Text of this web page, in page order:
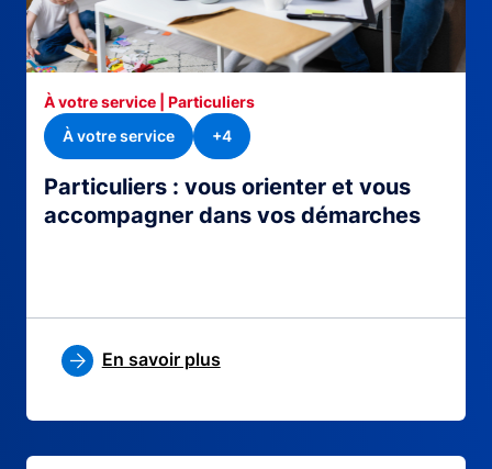
Particuliers : vous orienter et vous
accompagner dans vos démarches
À votre service | Particuliers
À votre service
+4
En savoir plus